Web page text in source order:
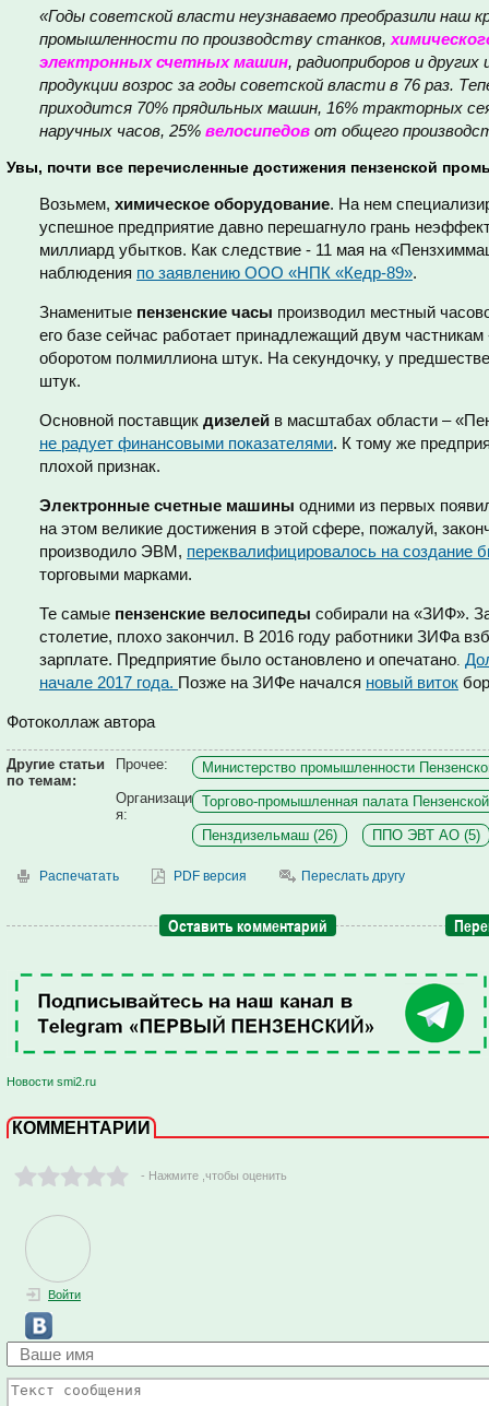
«Годы советской власти неузнаваемо преобразили наш
промышленности по производству станков,
электронных счетных машин, радиоприборов и
продукции возрос за годы советской власти в 76 раз.
приходится 70% прядильных машин, 16% тракторных
наручных часов, 25% велосипедов от общего
Увы, почти все перечисленные достижения пензенской
Возьмем, химическое оборудование. На нем
успешное предприятие давно перешагнуло грань
миллиард убытков. Как следствие - 11 мая на
наблюдения по заявлению ООО «НПК «Кедр-89».
Знаменитые пензенские часы производил местный
его базе сейчас работает принадлежащий двум
оборотом полмиллиона штук. На секундочку, у
штук.
Основной поставщик дизелей в масштабах области –
не радует финансовыми показателями. К тому же
плохой признак.
Электронные счетные машины одними из первых
на этом великие достижения в этой сфере, пожалуй,
производило ЭВМ, переквалифицировалось на создание
торговыми марками.
Те самые пензенские велосипеды собирали на «ЗИФ».
столетие, плохо закончил. В 2016 году работники ЗИФа
зарплате. Предприятие было остановлено и опечатано.
начале 2017 года. Позже на ЗИФе начался новый виток
Фотоколлаж автора
Другие статьи
по темам:
Прочее:
Министерство промышленности
Организаци
я:
Торгово-промышленная палата
Пенздизельмаш (26) ППО ЭВТ АО (5)
Распечатать PDF версия Переслать другу
Оставить комментарий
Новости smi2.ru
КОММЕНТАРИИ
- Нажмите ,чтобы оценить
Войти